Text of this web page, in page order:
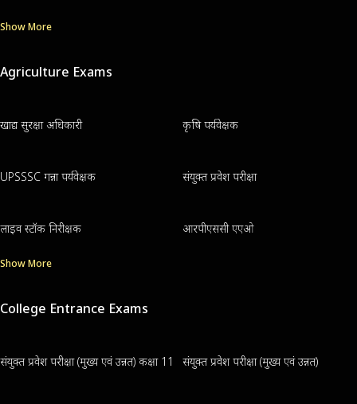
Show More
Agriculture Exams
खाद्य सुरक्षा अधिकारी कृषि पर्यवेक्षक
UPSSSC गन्ना पर्यवेक्षक संयुक्त प्रवेश परीक्षा
लाइव स्टॉक निरीक्षक आरपीएससी एएओ
Show More
College Entrance Exams
संयुक्त प्रवेश परीक्षा (मुख्य एवं उन्नत) कक्षा 11 संयुक्त प्रवेश परीक्षा (मुख्य एवं उन्नत)